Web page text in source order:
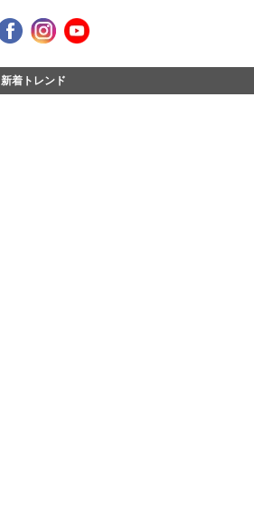
新着トレンド